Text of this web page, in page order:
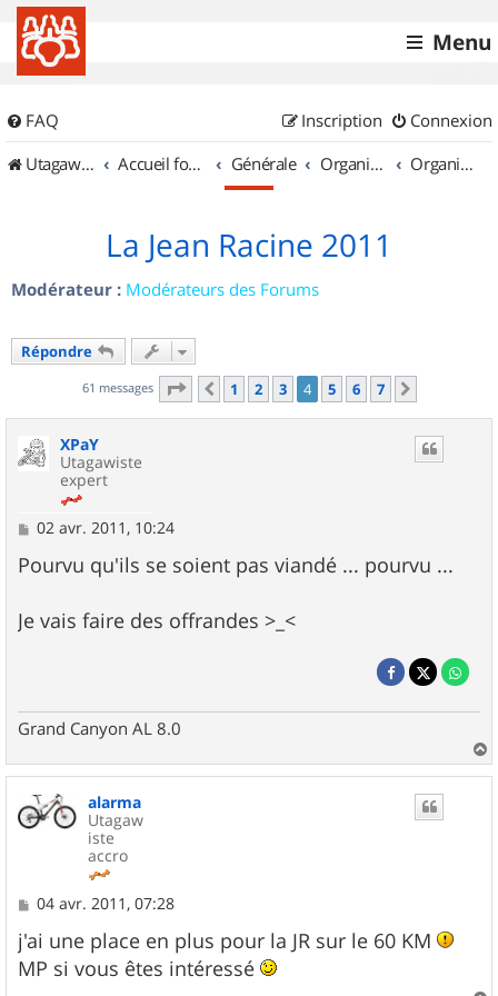
Menu
FAQ Connexion
Inscription
UtagawaVTT (Randos VTT et VTTAE avec traces GPS)
Accueil forum Générale Organisation de sorties & Recherche de partenaires Organisation de sorties en région Île de France
La Jean Racine 2011
Modérateur : Modérateurs des Forums
Répondre
61 messages Page 4sur7
Précédent
1 2 3 4 5 6 7
XPaY
Utagawiste
expert
M
s
s
g
e
02 avr. 2011, 10:24
Pourvu qu'ils se soient pas viandé ... pourvu ...
Je vais faire des offrandes >_<
Grand Canyon AL 8.0
a
u
alarma
Utagaw
iste
accro
M
s
s
a
04 avr. 2011, 07:28
j'ai une place en plus pour la JR sur le 60 KM
MP si vous êtes intéressé